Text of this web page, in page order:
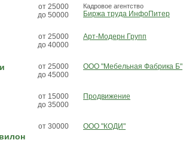
от 25000
до 50000
Кадровое агентство
Биржа труда ИнфоПитер
от 25000
до 40000
Арт-Модерн Групп
от 25000
до 45000
ООО "Мебельная Фабрика Б"
от 15000
до 35000
Продвижение
от 30000 ООО "КОДИ"